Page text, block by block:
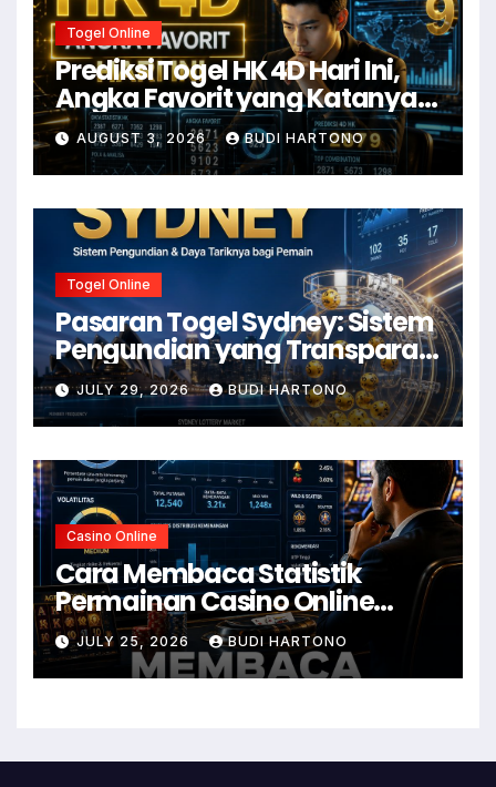
Togel Online
Prediksi Togel HK 4D Hari Ini,
Angka Favorit yang Katanya
Susah Move On
AUGUST 3, 2026 BUDI HARTONO
Togel Online
Pasaran Togel Sydney: Sistem
Pengundian yang Transparan
dan Daya Tariknya
JULY 29, 2026 BUDI HARTONO
Casino Online
Cara Membaca Statistik
Permainan Casino Online
dengan Lebih Mudah
JULY 25, 2026 BUDI HARTONO